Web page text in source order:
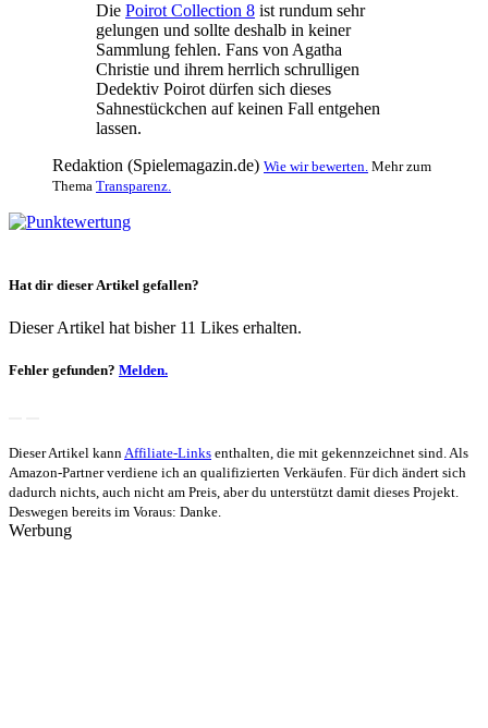
Die Poirot Collection 8 ist rundum sehr
gelungen und sollte deshalb in keiner
Sammlung fehlen. Fans von Agatha
Christie und ihrem herrlich schrulligen
Dedektiv Poirot dürfen sich dieses
Sahnestückchen auf keinen Fall entgehen
lassen.
Redaktion (Spielemagazin.de) Wie wir bewerten. Mehr zum
Thema Transparenz.
Hat dir dieser Artikel gefallen?
Dieser Artikel hat bisher 11 Likes erhalten.
Fehler gefunden? Melden.
Dieser Artikel kannAffiliate-Links enthalten, die mit gekennzeichnet sind. Als
Amazon-Partner verdiene ich an qualifizierten Verkäufen. Für dich ändert sich
dadurch nichts, auch nicht am Preis, aber du unterstützt damit dieses Projekt.
Deswegen bereits im Voraus: Danke.
Werbung